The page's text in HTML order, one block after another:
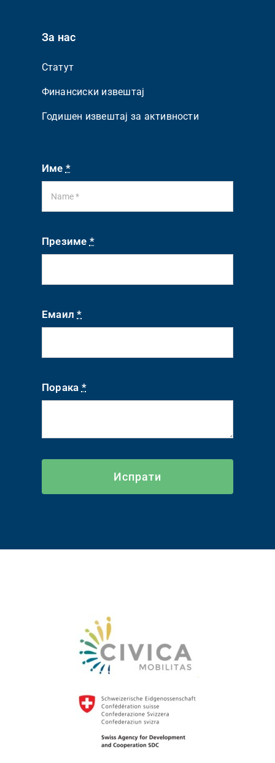
За нас
Статут
Финансиски извештај
Годишен извештај за активности
Име *
Презиме *
Емаил*
Порака *
Испрати